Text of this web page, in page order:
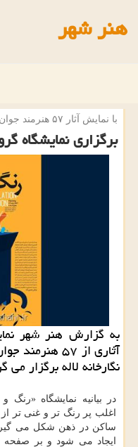
هنر شهر
با نمایش آثار ۵۷ هنرمند جوان
برگزاری نمایشگاه
به گزارش هنر شهر
آثاری از ۵۷
نگارخانه لاله برگزار می
در بیانیه نمایشگاه
اغلب پر رنگ تر و غنی تر
ساكن در ذهن شكل می
ایجاد می شود و بر